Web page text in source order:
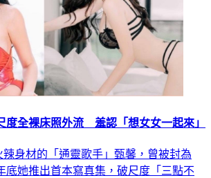
度全裸床照外流 羞認「想女女一起來」
身材的「通靈歌手」甄馨，曾被封為
底她推出首本寫真集，破尺度「三點不